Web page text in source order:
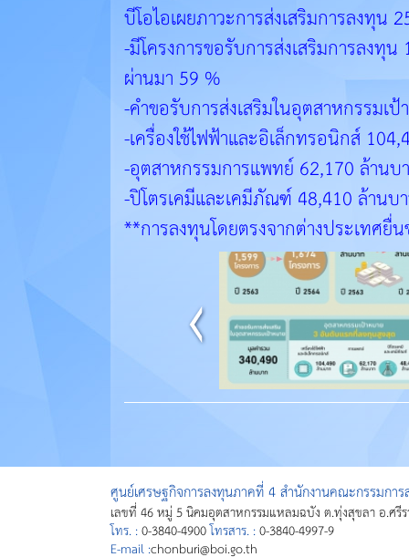
บีโอไอเผยภาวะการส่งเสริมการลงทุน
-มีโครงการขอรับการส่งเสริมการลงทุ
ผ่านมา 59 %
-คำขอรับการส่งเสริมในอุตสาหกรรมเ
-เครื่องใช้ไฟฟ้าและอิเล็กทรอนิกส์
-อุตสาหกรรมการแพทย์ 62,170 ล้านบ
-ปิโตรเคมีและเคมีภัณฑ์ 48,410 ล้านบ
**การลงทุนโดยตรงจากต่างประเทศ
ศูนย์เศรษฐกิจการลงทุนภาคที่ 4 สำนักงานคณะกรรมการ
เลขที่ 46 หมู่ 5 นิคมอุตสาหกรรมแหลมฉบัง ต.ทุ่งสุขลา อ.ศรี
โทร. :0-3840-4900โทรสาร. :0-3840-4997-9
E-mail :chonburi@boi.go.th